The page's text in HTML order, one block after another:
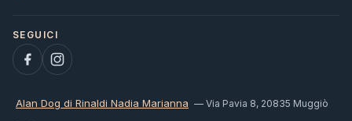
Alan Dog di Rinaldi Nadia Marianna — Via Pavia 8, 20835 Muggiò